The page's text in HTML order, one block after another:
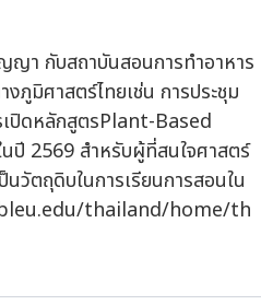
ญา กับสถาบันสอนการทำอาหาร
ภูมิศาสตร์ไทยเช่น การประชุม
เปิดหลักสูตรPlant-Based
ปี 2569 สำหรับผู้ที่สนใจศาสตร์
วัตถุดิบในการเรียนการสอนใน
thailand/home/th